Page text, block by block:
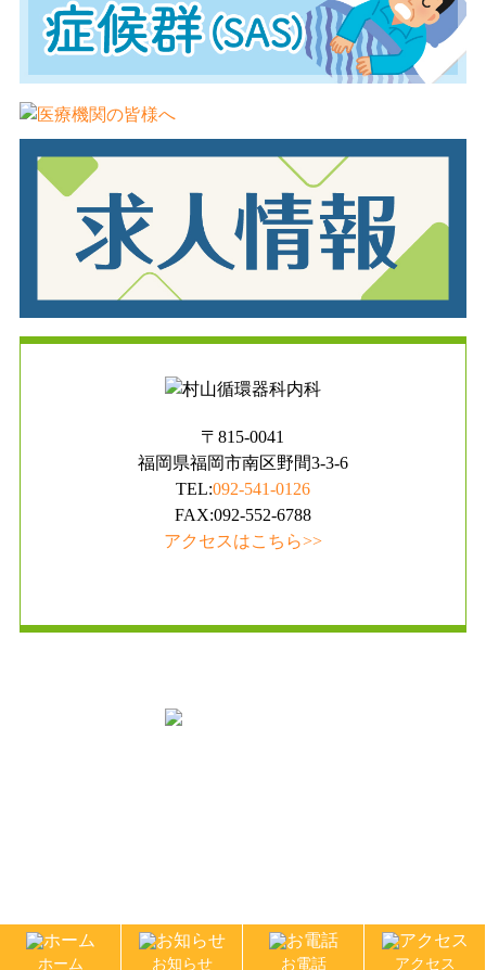
〒815-0041
福岡県福岡市南区野間3-3-6
TEL:092-541-0126
FAX:092-552-6788
アクセスはこちら>>
ホーム お知らせ お電話 アクセス